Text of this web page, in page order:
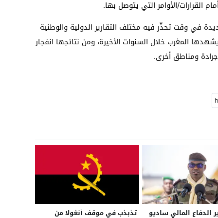
القرارات/الأوامر التي يتوصل بها.
في وقت تحذّر فيه مختلف التقارير الدولية والوطنية
المغرب خلال السنوات الأخيرة، ومن نتائجها انفجار
ومناطق أخرى.
الدفاع المالي ساديو
تذبذب في موقف أنغولا من